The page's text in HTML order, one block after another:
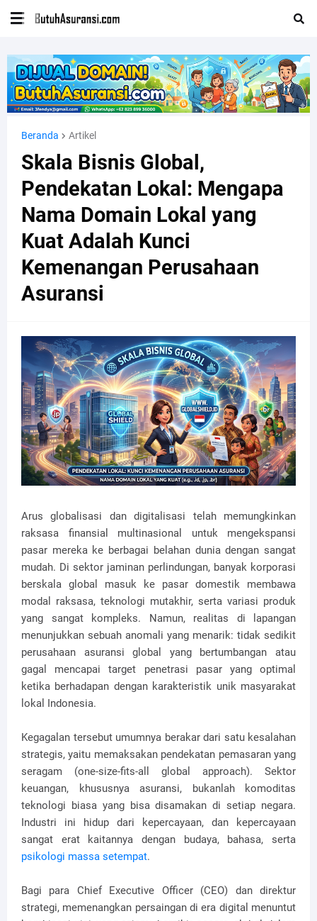
Beranda Artikel
Skala Bisnis Global,
Pendekatan Lokal: Mengapa
Nama Domain Lokal yang
Kuat Adalah Kunci
Kemenangan Perusahaan
Asuransi
Arus globalisasi dan digitalisasi telah memungkinkan
raksasa finansial multinasional untuk mengekspansi
pasar mereka ke berbagai belahan dunia dengan sangat
mudah. Di sektor jaminan perlindungan, banyak korporasi
berskala global masuk ke pasar domestik membawa
modal raksasa, teknologi mutakhir, serta variasi produk
yang sangat kompleks. Namun, realitas di lapangan
menunjukkan sebuah anomali yang menarik: tidak sedikit
perusahaan asuransi global yang bertumbangan atau
gagal mencapai target penetrasi pasar yang optimal
ketika berhadapan dengan karakteristik unik masyarakat
lokal Indonesia.
Kegagalan tersebut umumnya berakar dari satu kesalahan
strategis, yaitu memaksakan pendekatan pemasaran yang
seragam (one-size-fits-all global approach). Sektor
keuangan, khususnya asuransi, bukanlah komoditas
teknologi biasa yang bisa disamakan di setiap negara.
Industri ini hidup dari kepercayaan, dan kepercayaan
sangat erat kaitannya dengan budaya, bahasa, serta
psikologi massa setempat.
Bagi para Chief Executive Officer (CEO) dan direktur
strategi, memenangkan persaingan di era digital menuntut